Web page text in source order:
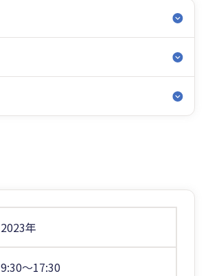
2023年
9:30〜17:30